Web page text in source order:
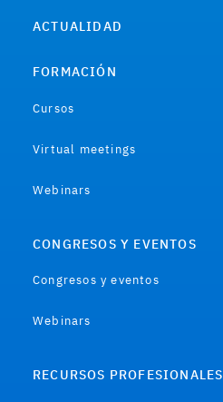
ACTUALIDAD
FORMACIÓN
Cursos
Virtual meetings
Webinars
CONGRESOS Y EVENTOS
Congresos y eventos
Webinars
RECURSOS PROFESIONALES